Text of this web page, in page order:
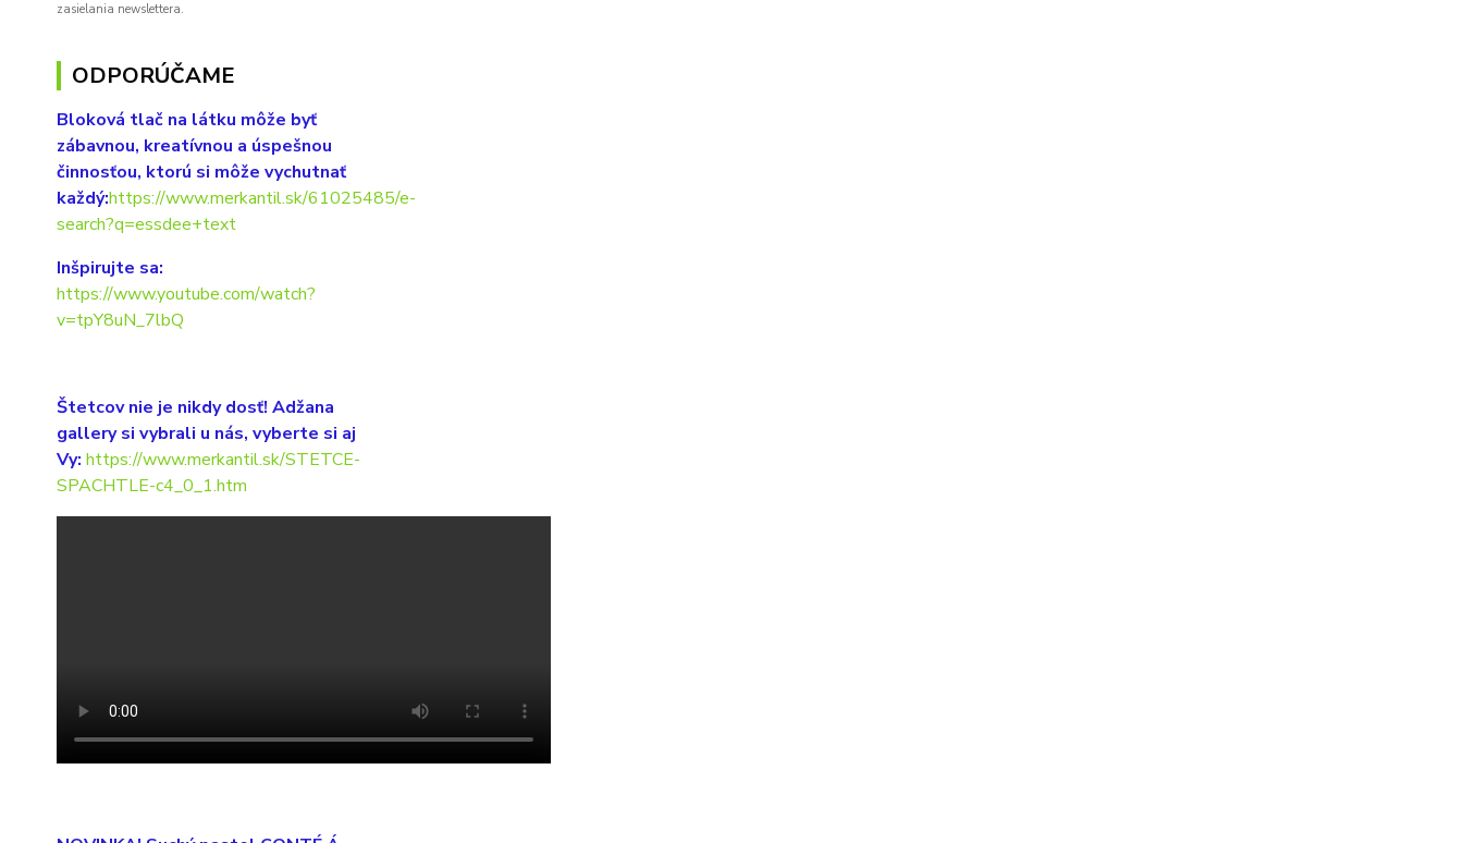
zasielania newslettera.
ODPORÚČAME
Bloková tlač na látku môže byť
zábavnou, kreatívnou a úspešnou
činnosťou, ktorú si môže vychutnať
každý:https://www.merkantil.sk/61025485/e-
search?q=essdee+text
Inšpirujte sa:
https://www.youtube.com/watch?
v=tpY8uN_7lbQ
Štetcov nie je nikdy dosť! Adžana
gallery si vybrali u nás, vyberte si aj
Vy: https://www.merkantil.sk/STETCE-
SPACHTLE-c4_0_1.htm